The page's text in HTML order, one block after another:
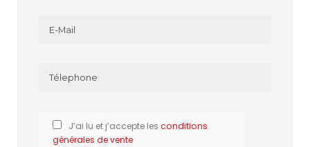
J’ai lu et j’accepte les conditions
générales de vente